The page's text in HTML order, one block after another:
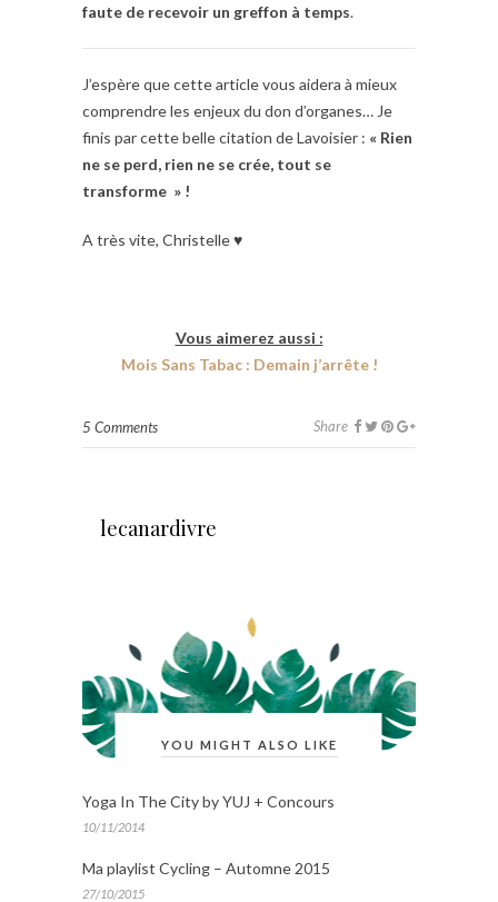
faute de recevoir un greffon à temps.
J’espère que cette article vous aidera à mieux
comprendre les enjeux du don d’organes… Je
finis par cette belle citation de Lavoisier : « Rien
ne se perd, rien ne se crée, tout se
transforme » !
A très vite, Christelle ♥
Vous aimerez aussi :
Mois Sans Tabac : Demain j’arrête !
5 Comments Share
lecanardivre
YOU MIGHT ALSO LIKE
Yoga In The City by YUJ + Concours
10/11/2014
Ma playlist Cycling – Automne 2015
27/10/2015